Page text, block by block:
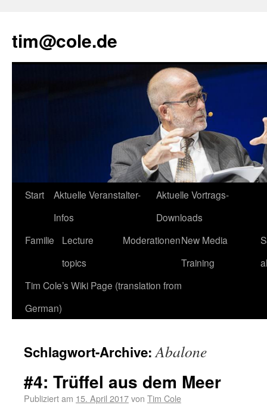
tim@cole.de
Start
Aktuelle Veranstalter-
Infos
Aktuelle Vortrags-
Downloads
Familie
Lecture
topics
ModerationenNew Media
Training
Tim Cole’s Wiki Page (translation from
German)
Schlagwort-Archive:Abalone
#4: Trüffel aus dem Meer
Publiziert am 15. April 2017von Tim Cole